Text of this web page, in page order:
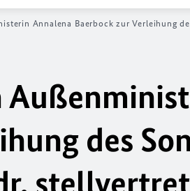
Annalena Baerbock zur Verleihung
des